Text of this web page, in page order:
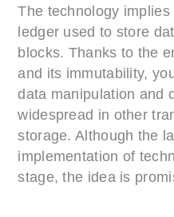
The technology
ledger used to store
blocks. Thanks to the
and its immutability,
data manipulation and
widespread in other
storage. Although the
implementation of
stage, the idea is